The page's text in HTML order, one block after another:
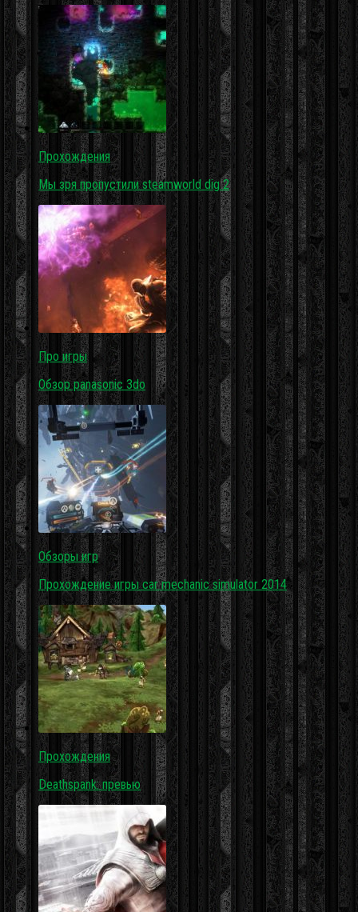
Прохождения
Мы зря пропустили steamworld dig 2
Про игры
Обзор panasonic 3do
Обзоры игр
Прохождение игры car mechanic simulator 2014
Прохождения
Deathspank: превью